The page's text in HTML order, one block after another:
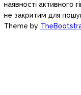
наявності активного
не закритим для
Theme by